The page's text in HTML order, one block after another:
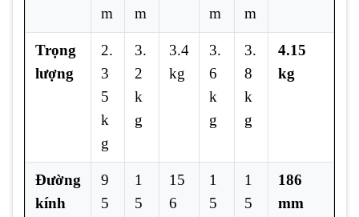
m
m
m
m
Trọng
lượng
2.
3
5
k
g
3.
2
k
g
3.4
kg
3.
6
k
g
3.
8
k
g
4.15
kg
Đường
kính
9
5
1
5
15
6
1
5
1
5
186
mm